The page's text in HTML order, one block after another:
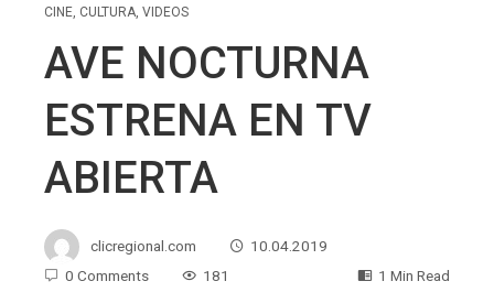
CINE, CULTURA, VIDEOS
AVE NOCTURNA
ESTRENA EN TV
ABIERTA
clicregional.com
10.04.2019
0 Comments
181 1 Min Read